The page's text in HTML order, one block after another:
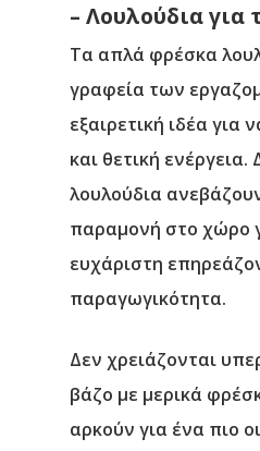
– Λουλούδια για
Τα απλά φρέσκα
γραφεία των
εξαιρετική ιδέα
και θετική
λουλούδια
παραμονή στο χώρο
ευχάριστη
παραγωγικότητα.
Δεν χρειάζονται
βάζο με μερικά
αρκούν για ένα πιο